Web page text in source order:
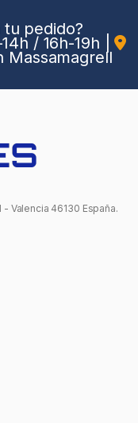
tu pedido?
/ 16h-19h
Massamagrell
Valencia 46130 España.